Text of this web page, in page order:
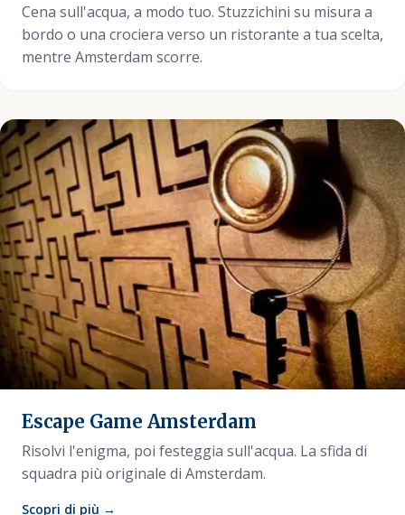
Cena sull'acqua, a modo tuo. Stuzzichini su misura a
bordo o una crociera verso un ristorante a tua scelta,
mentre Amsterdam scorre.
Escape Game Amsterdam
Risolvi l'enigma, poi festeggia sull'acqua. La sfida di
squadra più originale di Amsterdam.
Scopri di più →